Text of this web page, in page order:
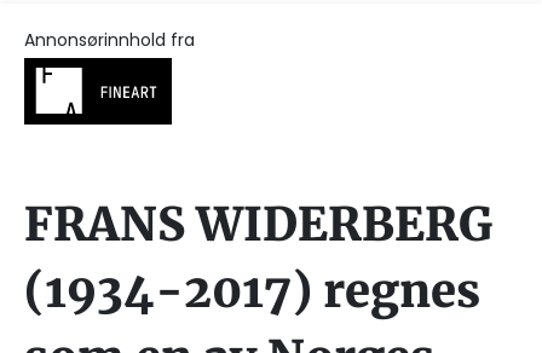
Annonsørinnhold fra
FRANS WIDERBERG
(1934-2017) regnes